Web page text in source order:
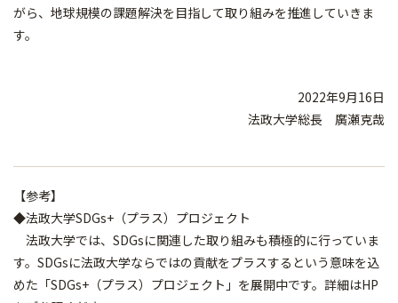
がら、地球規模の課題解決を目指して取り組みを推進していきま
す。
2022年9月16日
法政大学総長 廣瀬克哉
【参考】
◆法政大学SDGs+（プラス）プロジェクト
法政大学では、SDGsに関連した取り組みも積極的に行っていま
す。SDGsに法政大学ならではの貢献をプラスするという意味を込
めた「SDGs+（プラス）プロジェクト」を展開中です。詳細はHP